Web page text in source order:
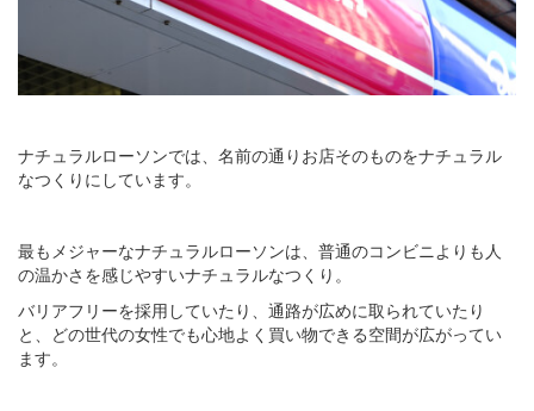
ナチュラルローソンでは、名前の通りお店そのものをナチュラル
なつくりにしています。
最もメジャーなナチュラルローソンは、普通のコンビニよりも人
の温かさを感じやすいナチュラルなつくり。
バリアフリーを採用していたり、通路が広めに取られていたり
と、どの世代の女性でも心地よく買い物できる空間が広がってい
ます。